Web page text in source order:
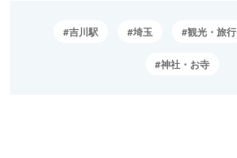
吉川駅 埼玉 観光・旅行
神社・お寺